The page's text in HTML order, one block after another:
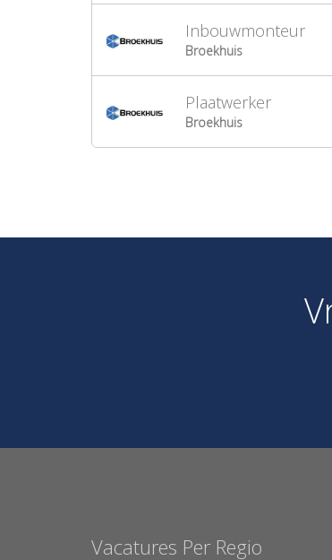
Inbouwmonteur
Broekhuis
Plaatwerker
Broekhuis
Vacatures Per Regio